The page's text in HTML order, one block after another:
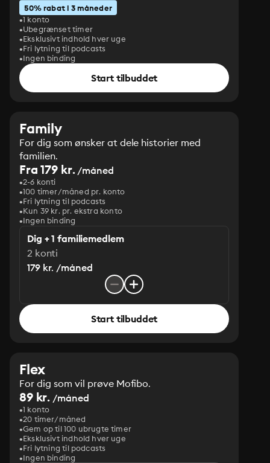
50% rabat i 3 måneder
1 konto
Ubegrænset timer
Eksklusivt indhold hver uge
Fri lytning til podcasts
Ingen binding
Start tilbuddet
Family
For dig som ønsker at dele historier med
familien.
Fra 179 kr./måned
2-6 konti
100 timer/måned pr. konto
Fri lytning til podcasts
Kun 39 kr. pr. ekstra konto
Ingen binding
Dig + 1 familiemedlem
2 konti
179 kr. /måned
Start tilbuddet
Flex
For dig som vil prøve Mofibo.
89 kr. /måned
1 konto
20 timer/måned
Gem op til 100 ubrugte timer
Eksklusivt indhold hver uge
Fri lytning til podcasts
Ingen binding